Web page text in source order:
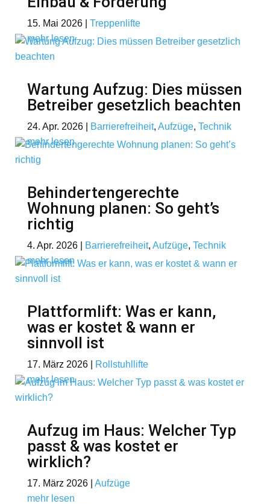
15. Mai 2026| Treppenlifte
mehr lesen
Wartung Aufzug: Dies müssen
Betreiber gesetzlich beachten
24. Apr. 2026| Barrierefreiheit, Aufzüge, Technik
mehr lesen
Behindertengerechte
Wohnung planen: So geht’s
richtig
4. Apr. 2026| Barrierefreiheit, Aufzüge, Technik
mehr lesen
Plattformlift: Was er kann,
was er kostet & wann er
sinnvoll ist
17. März 2026|
Rollstuhllifte
mehr lesen
Aufzug im Haus: Welcher Typ
passt & was kostet er
wirklich?
17. März 2026| Aufzüge
mehr lesen